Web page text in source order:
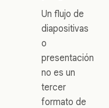
Un flujo de
diapositivas
o
presentación
no es un
tercer
formato de